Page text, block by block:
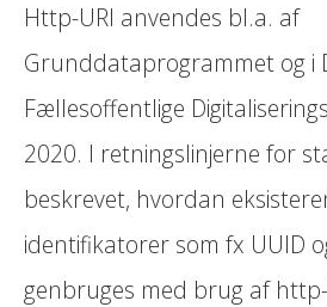
Http-URI anvendes bl.a. af
Grunddataprogrammet og i
Fællesoffentlige
2020. I retningslinjerne for
beskrevet, hvordan
identifikatorer som fx UUID
genbruges med brug af http-